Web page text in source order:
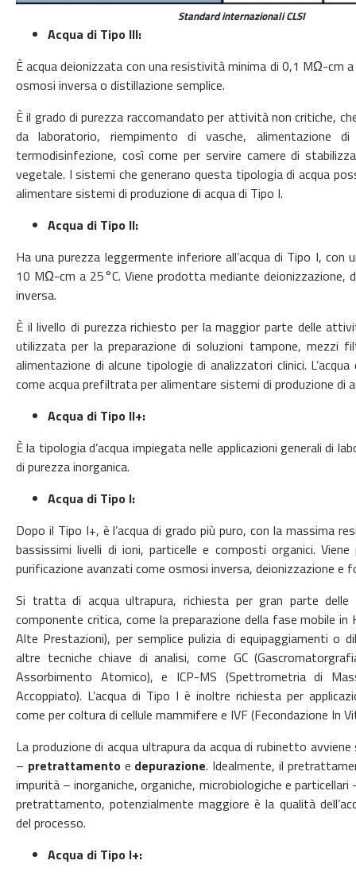
Standard internazionali CLSI
Acqua di Tipo III:
È acqua deionizzata con una resistività minima di 0,1 MΩ-cm
osmosi inversa o distillazione semplice.
È il grado di purezza raccomandato per attività non critiche,
da laboratorio, riempimento di vasche, alimentazione
termodisinfezione, così come per servire camere di
vegetale. I sistemi che generano questa tipologia di acqua
alimentare sistemi di produzione di acqua di Tipo I.
Acqua di Tipo II:
Ha una purezza leggermente inferiore all’acqua di Tipo I,
10 MΩ-cm a 25°C. Viene prodotta mediante deionizzazione,
inversa.
È il livello di purezza richiesto per la maggior parte delle
utilizzata per la preparazione di soluzioni tampone, mezzi
alimentazione di alcune tipologie di analizzatori clinici.
come acqua prefiltrata per alimentare sistemi di produzione di
Acqua di Tipo II+:
È la tipologia d’acqua impiegata nelle applicazioni generali di
di purezza inorganica.
Acqua di Tipo I:
Dopo il Tipo I+, è l’acqua di grado più puro, con la massima
bassissimi livelli di ioni, particelle e composti organici.
purificazione avanzati come osmosi inversa, deionizzazione e
Si tratta di acqua ultrapura, richiesta per gran parte delle
componente critica, come la preparazione della fase mobile in
Alte Prestazioni), per semplice pulizia di equipaggiamenti o
altre tecniche chiave di analisi, come GC
Assorbimento Atomico), e ICP-MS (Spettrometria di
Accoppiato). L’acqua di Tipo I è inoltre richiesta per
come per coltura di cellule mammifere e IVF (Fecondazione In
La produzione di acqua ultrapura da acqua di rubinetto
– pretrattamentoe depurazione. Idealmente, il
impurità – inorganiche, organiche, microbiologiche e particellari
pretrattamento, potenzialmente maggiore è la qualità
del processo.
Acqua di Tipo I+: